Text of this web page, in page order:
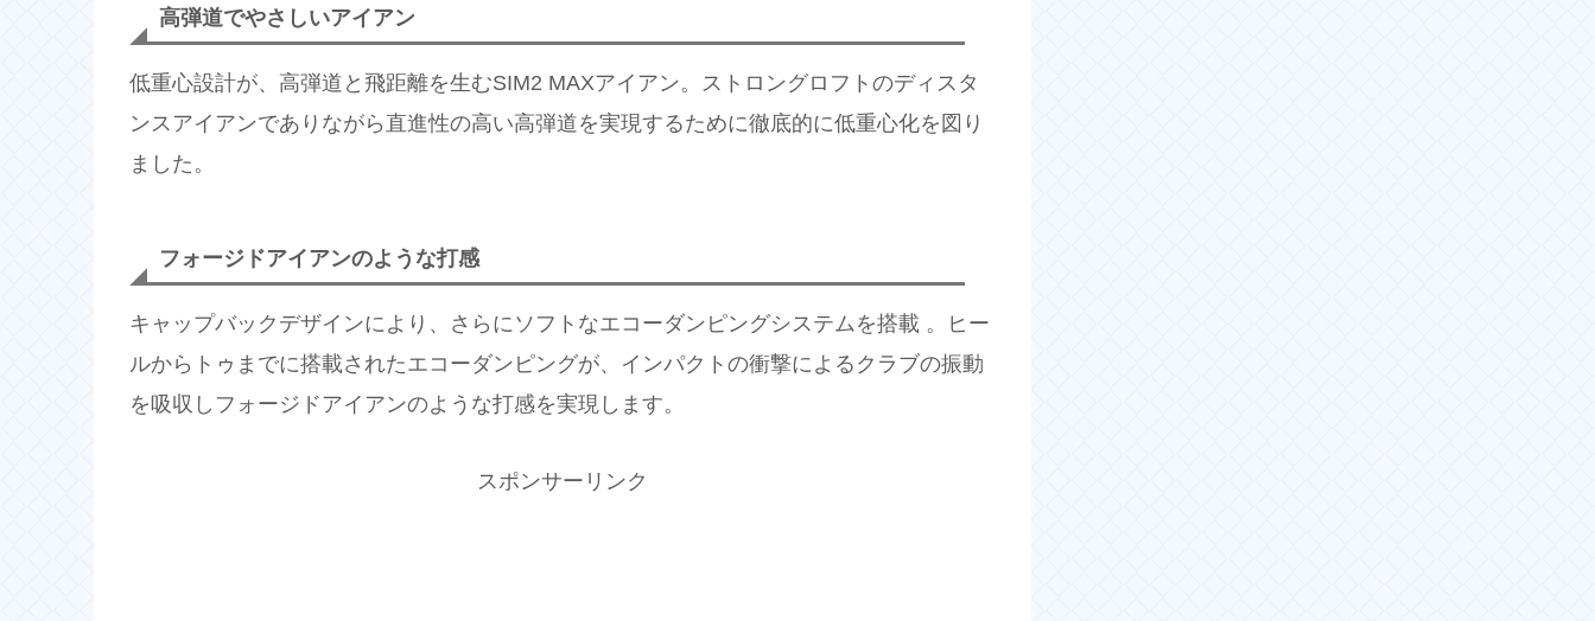
高弾道でやさしいアイアン
低重心設計が、高弾道と飛距離を生むSIM2 MAXアイアン。ストロングロフトのディスタ
ンスアイアンでありながら直進性の高い高弾道を実現するために徹底的に低重心化を図り
ました。
フォージドアイアンのような打感
キャップバックデザインにより、さらにソフトなエコーダンピングシステムを搭載 。ヒー
ルからトゥまでに搭載されたエコーダンピングが、インパクトの衝撃によるクラブの振動
を吸収しフォージドアイアンのような打感を実現します。
スポンサーリンク